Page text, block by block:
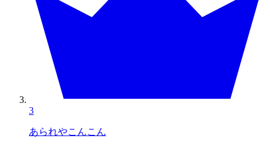
3
あられやこんこん